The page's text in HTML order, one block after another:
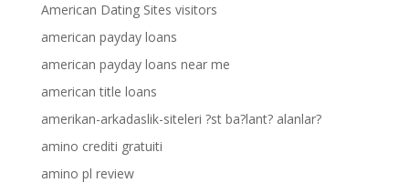
American Dating Sites visitors
american payday loans
american payday loans near me
american title loans
amerikan-arkadaslik-siteleri ?st ba?lant? alanlar?
amino crediti gratuiti
amino pl review